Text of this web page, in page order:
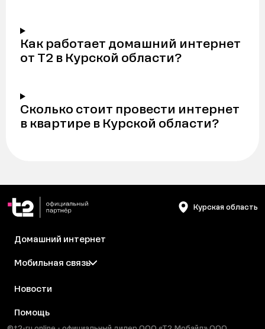
Как работает домашний интернет
от Т2 в Курской области?
Сколько стоит провести интернет
в квартире в Курской области?
Курская область
Домашний интернет
Мобильная связь
Новости
Помощь